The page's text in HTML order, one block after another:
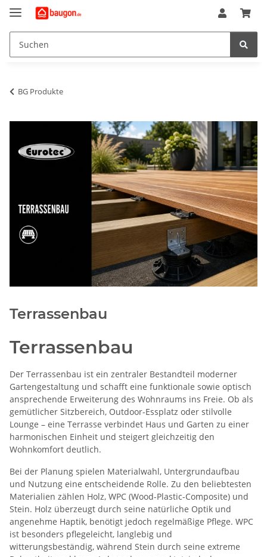
BG Produkte
Terrassenbau
Terrassenbau
Der Terrassenbau ist ein zentraler Bestandteil moderner
Gartengestaltung und schafft eine funktionale sowie optisch
ansprechende Erweiterung des Wohnraums ins Freie. Ob als
gemütlicher Sitzbereich, Outdoor-Essplatz oder stilvolle
Lounge – eine Terrasse verbindet Haus und Garten zu einer
harmonischen Einheit und steigert gleichzeitig den
Wohnkomfort deutlich.
Bei der Planung spielen Materialwahl, Untergrundaufbau
und Nutzung eine entscheidende Rolle. Zu den beliebtesten
Materialien zählen Holz, WPC (Wood-Plastic-Composite) und
Stein. Holz überzeugt durch seine natürliche Optik und
angenehme Haptik, benötigt jedoch regelmäßige Pflege. WPC
ist besonders pflegeleicht, langlebig und
witterungsbeständig, während Stein durch seine extreme